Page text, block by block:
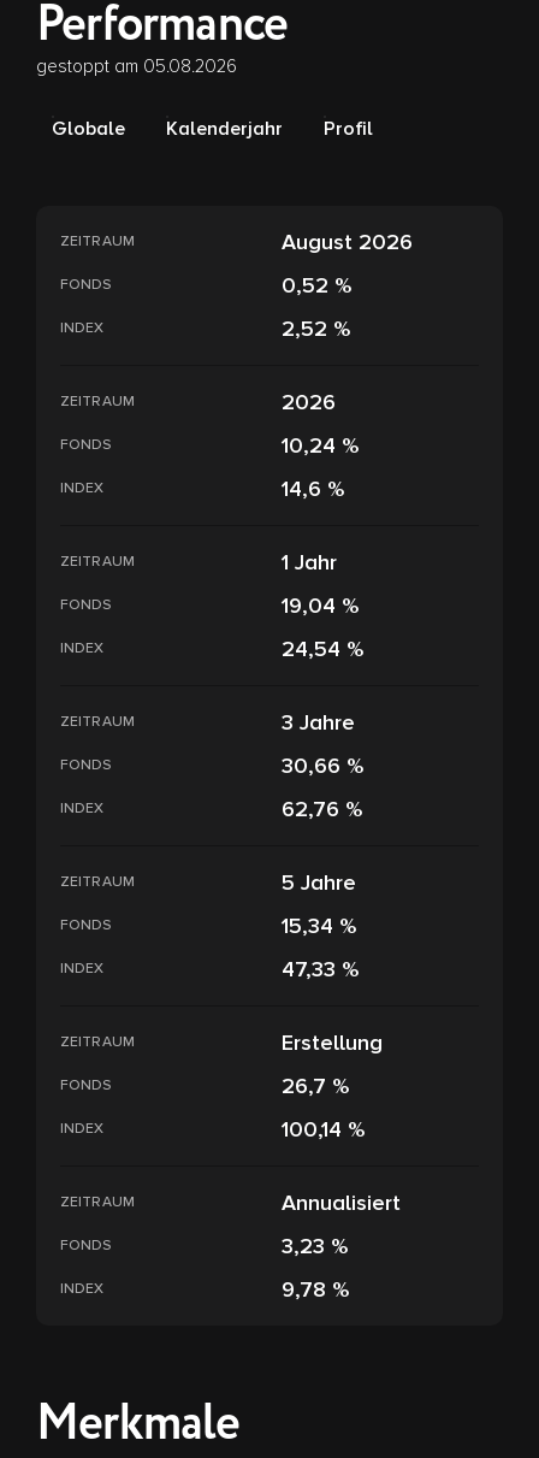
Performance
gestoppt am 05.08.2026
Globale Kalenderjahr Profil
ZEITRAUM August 2026
FONDS 0,52 %
INDEX 2,52 %
ZEITRAUM 2026
FONDS 10,24 %
INDEX 14,6 %
ZEITRAUM 1 Jahr
FONDS 19,04 %
INDEX 24,54 %
ZEITRAUM 3 Jahre
FONDS 30,66 %
INDEX 62,76 %
ZEITRAUM 5 Jahre
FONDS 15,34 %
INDEX 47,33 %
ZEITRAUM Erstellung
FONDS 26,7 %
INDEX 100,14 %
ZEITRAUM Annualisiert
FONDS 3,23 %
INDEX 9,78 %
Merkmale